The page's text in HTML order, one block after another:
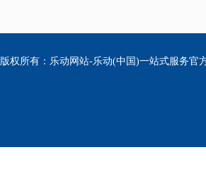
版权所有：乐动网站-乐动(中国)一站式服务官